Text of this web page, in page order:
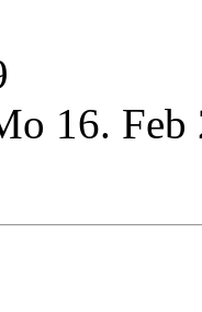
16. Feb